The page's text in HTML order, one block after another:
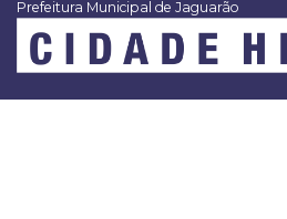
Prefeitura Municipal de Jaguarão